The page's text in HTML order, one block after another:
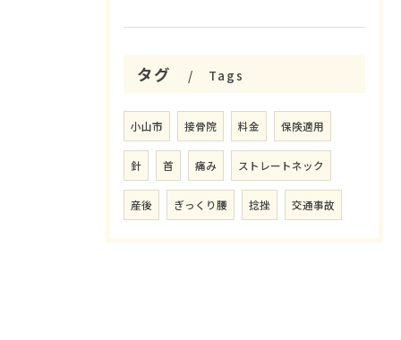
タグ Tags
小山市 接骨院 料金 保険適用
針 首 痛み ストレートネック
産後 ぎっくり腰 捻挫 交通事故